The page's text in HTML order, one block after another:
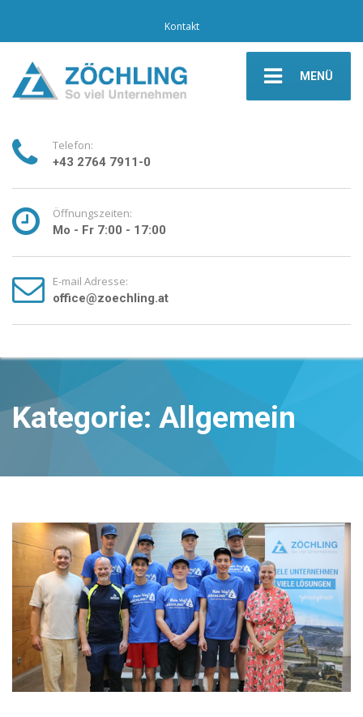
Kontakt
MENÜ
Telefon:
+43 2764 7911-0
Öffnungszeiten:
Mo - Fr 7:00 - 17:00
E-mail Adresse:
office@zoechling.at
Kategorie: Allgemein